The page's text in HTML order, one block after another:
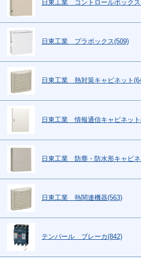
日東工業 コントロールボック
日東工業 プラボックス(509)
日東工業 熱対策キャビネット
日東工業 情報通信キャビネット
日東工業 防塵・防水形キャビネ
日東工業 熱関連機器(563)
テンパール ブレーカ(842)